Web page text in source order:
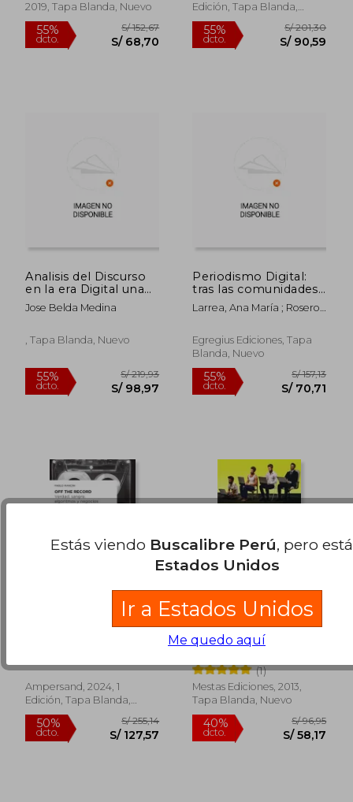
55% 55%
dcto.
2019, Tapa Blanda, Nuevo
55%
dcto.
S/ 152,67
S/ 68,70
Edición, Tapa Blanda,
Nuevo
55%
dcto.
S/
S/
Analisis del Discurso
en la era Digital una
Recopilacion d
Jose Belda Medina
, Tapa Blanda, Nuevo
Periodismo Digital:
tras las comunidades
sostenibles en el
ciberespacio
Larrea, Ana María ; Rosero
Mediavilla, Lorena Guisela
Egregius Ediciones, Tapa
Blanda, Nuevo
Ampersand, 2024, 1
Edición, Tapa Blanda,
Nuevo
en Internet
Cañongo
(1)
Mestas Ediciones, 2013,
Tapa Blanda, Nuevo
Estás viendo Buscalibre Perú, pero
Estados Unidos
Ir a Estados Unidos
Me quedo aquí